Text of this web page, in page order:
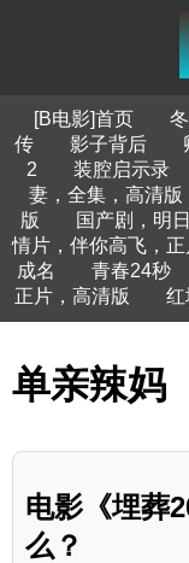
[B电影]首页
传
影子背后
2
装腔启示录
妻，全集，高清版
版
国产剧，明
情片，伴你高飞，正
成名
青春24秒
正片，高清版
红
单亲辣妈
电影《埋葬
么？